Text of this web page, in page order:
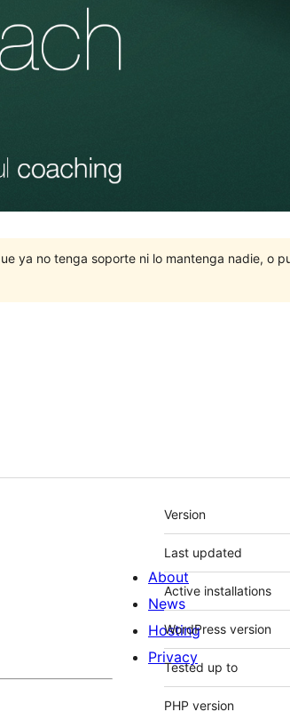
ya no tenga soporte ni lo mantenga nadie, o
Meta
Version
Last updated
Active installations
WordPress version
Tested up to
PHP version
About
News
Hosting
Privacy